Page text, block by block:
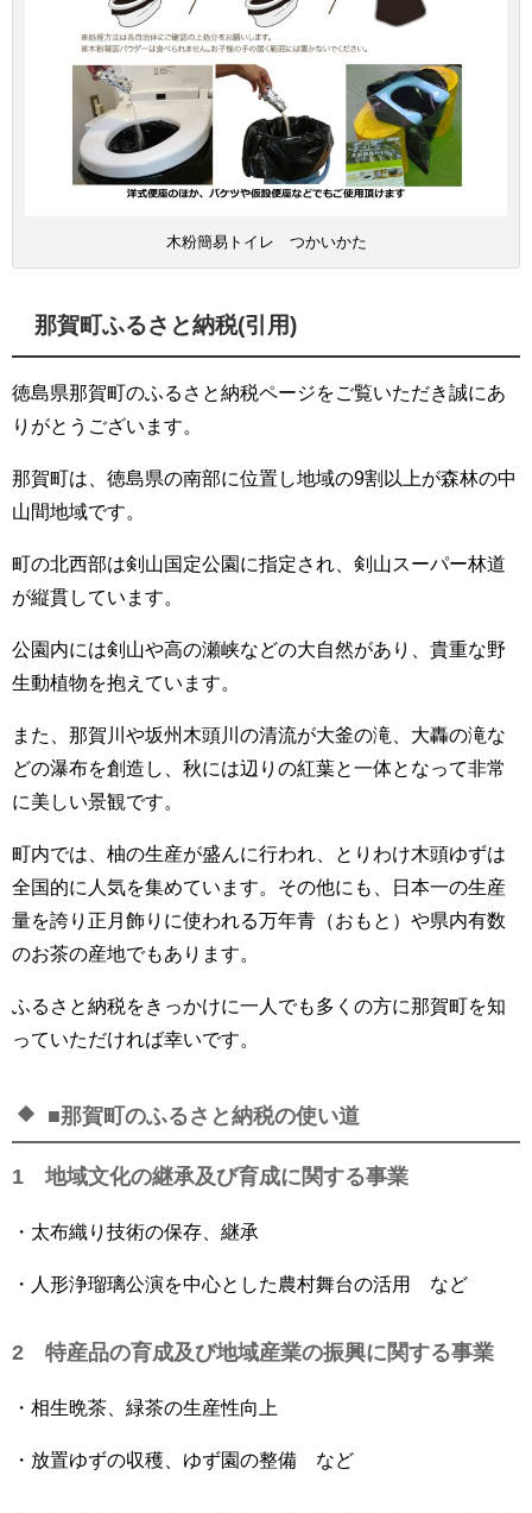
木粉簡易トイレ つかいかた
那賀町ふるさと納税(引用)
徳島県那賀町のふるさと納税ページをご覧いただき誠にあ
りがとうございます。
那賀町は、徳島県の南部に位置し地域の9割以上が森林の中
山間地域です。
町の北西部は剣山国定公園に指定され、剣山スーパー林道
が縦貫しています。
公園内には剣山や高の瀬峡などの大自然があり、貴重な野
生動植物を抱えています。
また、那賀川や坂州木頭川の清流が大釜の滝、大轟の滝な
どの瀑布を創造し、秋には辺りの紅葉と一体となって非常
に美しい景観です。
町内では、柚の生産が盛んに行われ、とりわけ木頭ゆずは
全国的に人気を集めています。その他にも、日本一の生産
量を誇り正月飾りに使われる万年青（おもと）や県内有数
のお茶の産地でもあります。
ふるさと納税をきっかけに一人でも多くの方に那賀町を知
っていただければ幸いです。
■那賀町のふるさと納税の使い道
1 地域文化の継承及び育成に関する事業
・太布織り技術の保存、継承
・人形浄瑠璃公演を中心とした農村舞台の活用 など
2 特産品の育成及び地域産業の振興に関する事業
・相生晩茶、緑茶の生産性向上
・放置ゆずの収穫、ゆず園の整備 など